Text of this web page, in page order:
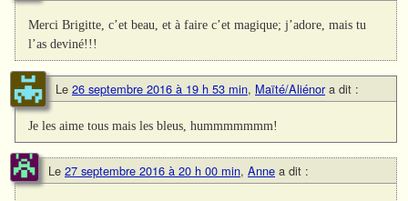
Merci Brigitte, c’et beau, et à faire c’et magique; j’adore, mais tu
l’as deviné!!!
Le 26 septembre 2016 à 19 h 53 min, Maïté/Aliénor a dit :
Je les aime tous mais les bleus, hummmmmmm!
Le 27 septembre 2016 à 20 h 00 min, Anne a dit :